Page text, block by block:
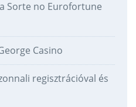
Sorte no Eurofortune
Casino
regisztrációval és